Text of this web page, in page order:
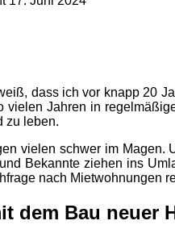
dass ich vor knapp 20
vielen Jahren in
zu leben.
vielen schwer im
Bekannte ziehen ins
nach Mietwohnungen
dem Bau neuer